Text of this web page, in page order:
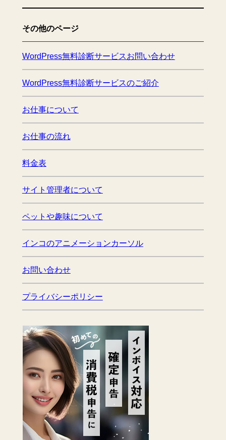
その他のページ
WordPress無料診断サービスお問い合わせ
WordPress無料診断サービスのご紹介
お仕事について
お仕事の流れ
料金表
サイト管理者について
ペットや趣味について
インコのアニメーションカーソル
お問い合わせ
プライバシーポリシー